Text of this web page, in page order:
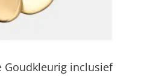
Goudkleurig inclusief